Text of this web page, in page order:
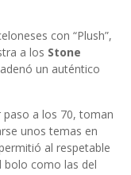
con “Plush”,
a los Stone
un auténtico
paso a los 70, toman
unos temas en
al respetable
bolo como las del